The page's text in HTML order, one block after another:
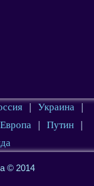
| Украина
|
Европа | Путин
|
© 2014